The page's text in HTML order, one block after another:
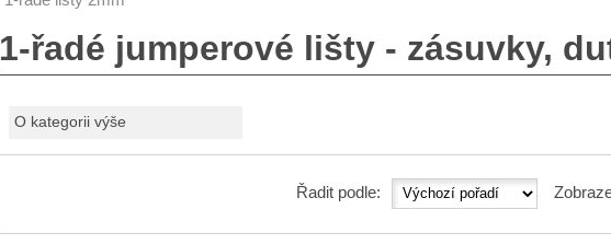
1-řadé jumperové lišty - zásuvky,
O kategorii výše
Řadit podle: